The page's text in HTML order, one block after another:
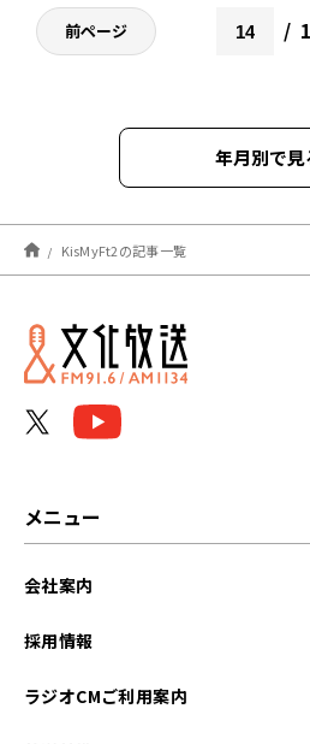
前ページ
年月別で見
2026年08月
2026年07月
2026年06月
KisMyFt2の記事一覧
メニュー
会社案内
採用情報
ラジオCMご利用案内